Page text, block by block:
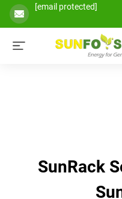
[email protected]
SunRack